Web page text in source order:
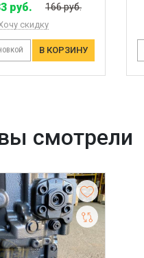
руб. 166 руб.
скидку
В КОРЗИНУ
смотрели